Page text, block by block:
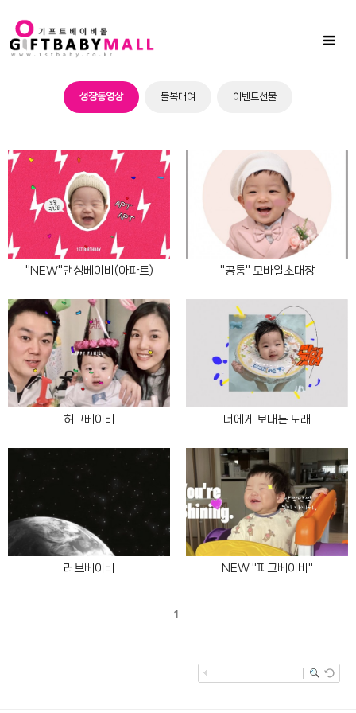
Toggle
Promotion
성장동영상 돌복대여 이벤트선물
"NEW"댄싱베이비(아파트) "공통" 모바일초대장
허그베이비 너에게 보내는 노래
러브베이비 NEW "피그베이비"
1